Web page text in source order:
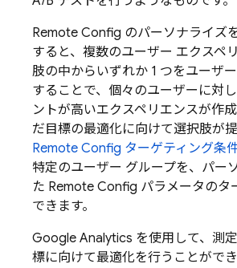
Remote Config のパーソナライズ
すると、複数のユーザー エクスペ
肢の中からいずれか 1 つをユーザ
することで、個々のユーザーに対
ントが高いエクスペリエンスが作
だ目標の最適化に向けて選択肢が提
Remote Config ターゲティング条
特定のユーザー グループを、パー
た Remote Config パラメータのタ
できます。
Google Analytics を使用して、測
標に向けて最適化を行うことがで